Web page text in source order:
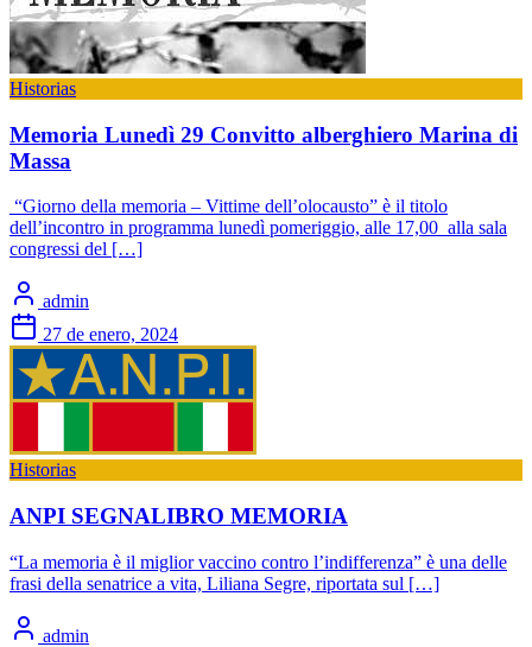
Historias
Memoria Lunedì 29 Convitto alberghiero Marina di
Massa
“Giorno della memoria – Vittime dell’olocausto” è il titolo
dell’incontro in programma lunedì pomeriggio, alle 17,00 alla sala
congressi del […]
admin
27 de enero, 2024
Historias
ANPI SEGNALIBRO MEMORIA
“La memoria è il miglior vaccino contro l’indifferenza” è una delle
frasi della senatrice a vita, Liliana Segre, riportata sul […]
admin